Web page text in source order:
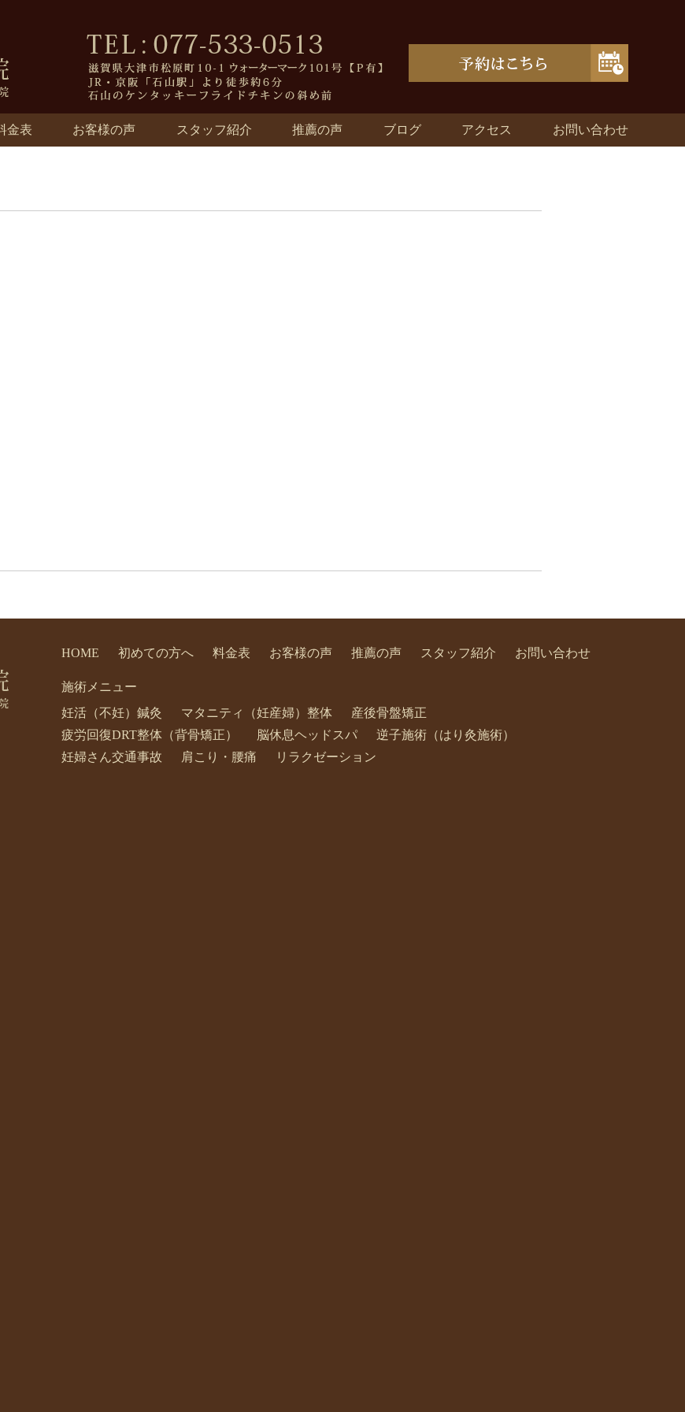
金表 お客様の声 スタッフ紹介 推薦の声 ブログ アクセス お問い合わせ
HOME 初めての方へ 料金表 お客様の声 推薦の声 スタッフ紹介 お問い合わせ
施術メニュー
妊活（不妊）鍼灸
マタニティ（妊産婦）整体
産後骨盤矯正
疲労回復DRT整体（背骨矯正）
脳休息ヘッドスパ
逆子施術（はり灸施術）
妊婦さん交通事故
肩こり・腰痛 リラクゼーション